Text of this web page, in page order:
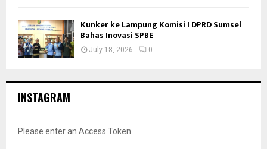
Kunker ke Lampung Komisi I DPRD Sumsel
Bahas Inovasi SPBE
July 18, 2026 0
INSTAGRAM
Please enter an Access Token